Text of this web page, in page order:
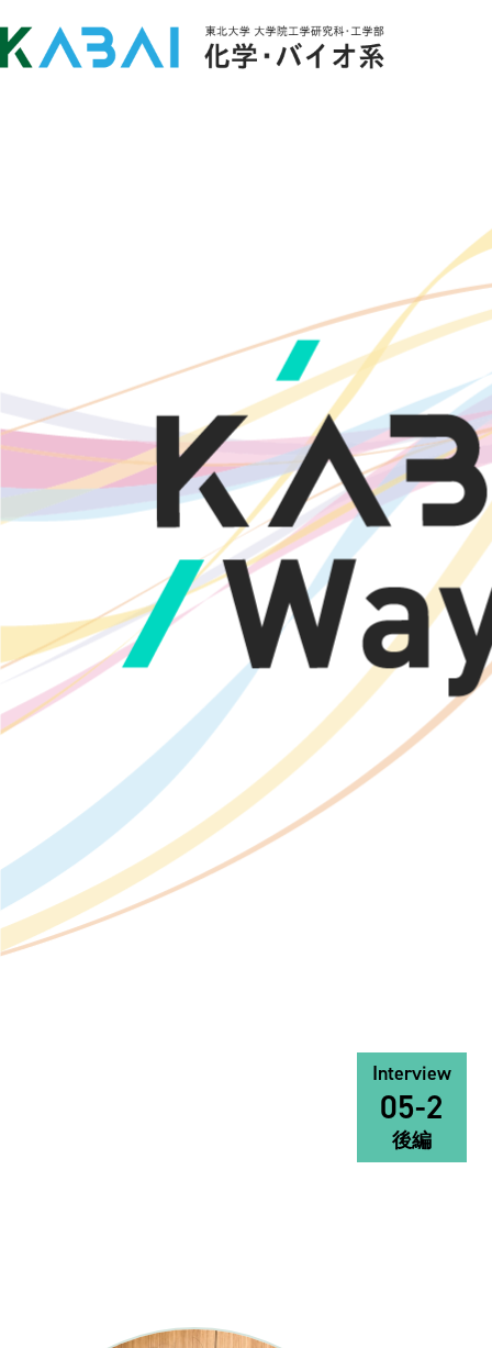
大学院
応用化学専攻
化学工学専攻
バイオ工学専攻
環境科学研究科先端環境創成学
学内向け
サイト
九葉会
化学バイオ系技術室
系内向けサイト
Interview
05-2
後編